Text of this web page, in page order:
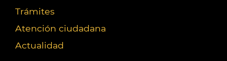
Trámites
Atención ciudadana
Actualidad